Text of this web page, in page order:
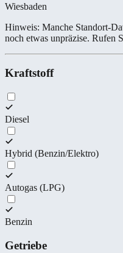
Wiesbaden
Hinweis: Manche Standort-
noch etwas unpräzise. Rufen
Kraftstoff
Diesel
Hybrid (Benzin/Elektro)
Autogas (LPG)
Benzin
Getriebe